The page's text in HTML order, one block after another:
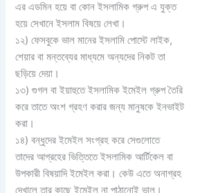
এর এডমিন হয়ে বা কোন ইসলামিক গ্রুপ এ যুক্ত
হয়ে সেখানে ইসলাম বিষয়ে লেখা।
১২) ফেসবুকে ভাল মানের ইসলামি পোস্টে লাইক,
শেয়ার বা মন্তব্যের মাধ্যমে অন্যদের নিকট তা
ছড়িয়ে দেয়া।
১৩) গুগল বা ইয়াহুতে ইসলামিক ইমেইল গ্রুপ তৈরি
করে তাতে অংশ গ্রহণ করার জন্য মানুষকে ইনভাইট
করা।
১৪) বন্ধুদের ইমেইল সংগ্রহ করে সেগুলোতে
তাদের আগ্রহের ভিত্তিতে ইসলামিক আর্টিকেল বা
উপকারী বিষয়াদি ইমেইল করা। কেউ এতে অনাগ্রহ
দেখালে তার কাছে ইমেইল না পাঠানোই ভাল।